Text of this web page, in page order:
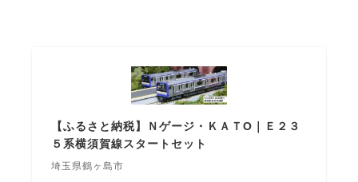
【ふるさと納税】Ｎゲージ・ＫＡＴO｜Ｅ２３
５系横須賀線スタートセット
埼玉県鶴ヶ島市